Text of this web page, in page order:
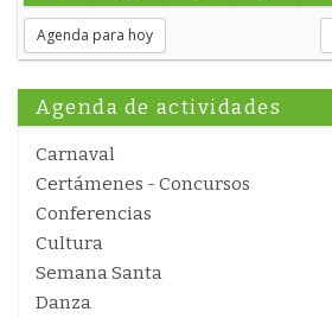
Agenda para hoy
Agenda de actividades
Carnaval
Certámenes - Concursos
Conferencias
Cultura
Semana Santa
Danza